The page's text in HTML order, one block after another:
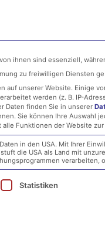
ihnen sind essenziell,
zu freiwilligen Diensten
auf unserer Website. Einige
werden (z. B. IP-
Daten finden Sie in unserer
Sie können Ihre Auswahl
Funktionen der Website
in den USA. Mit Ihrer
stuft die USA als Land mit
verarbeiten,
Gruppen, für
Statistiken